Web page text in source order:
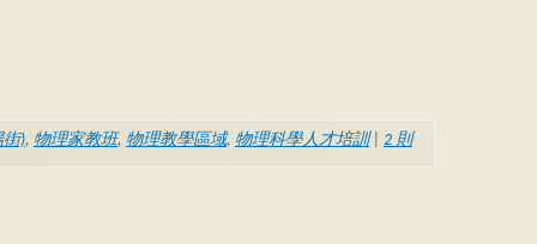
街), 物理家教班, 物理教學區域, 物理科學人才培訓| 2 則